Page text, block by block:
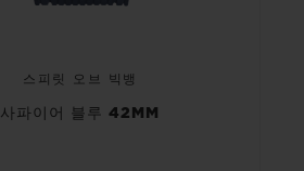
스피릿 오브 빅뱅
사파이어 블루 42MM